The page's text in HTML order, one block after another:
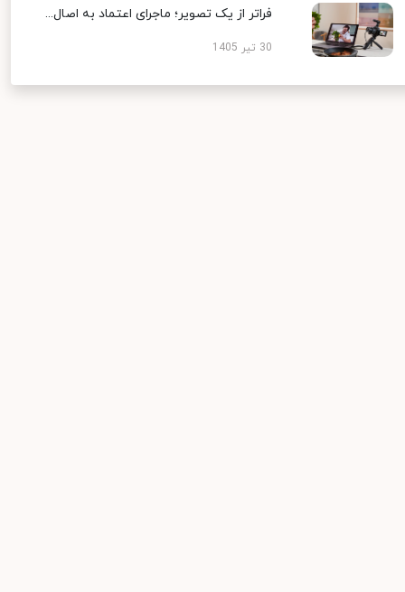
فراتر از یک تصویر؛ ماجرای اعتماد به اصال...
30 تیر 1405